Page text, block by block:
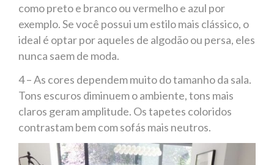
como preto e branco ou vermelho e azul por
exemplo. Se você possui um estilo mais clássico, o
ideal é optar por aqueles de algodão ou persa, eles
nunca saem de moda.
4 – As cores dependem muito do tamanho da sala.
Tons escuros diminuem o ambiente, tons mais
claros geram amplitude. Os tapetes coloridos
contrastam bem com sofás mais neutros.